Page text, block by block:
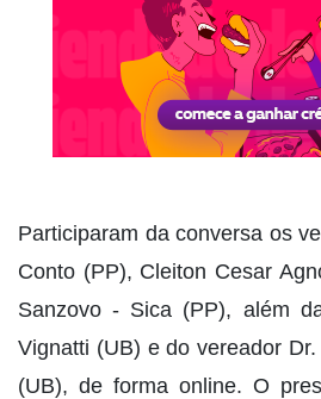
Participaram da conversa os
Conto (PP), Cleiton Cesar
Sanzovo - Sica (PP), além
Vignatti (UB) e do vereador
(UB), de forma online. O